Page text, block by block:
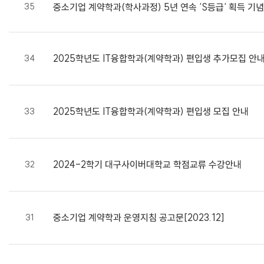
35 중소기업 계약학과(학사과정) 5년 연속 ‘S등급‘ 획득 기
34 2025학년도 IT융합학과(계약학과) 편입생 추가모집 안내
33 2025학년도 IT융합학과(계약학과) 편입생 모집 안내
32 2024-2학기 대구사이버대학교 학점교류 수강안내
31 중소기업 계약학과 운영지침 공고문[2023.12]